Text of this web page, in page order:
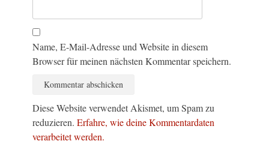
Name, E-Mail-Adresse und Website in diesem
Browser für meinen nächsten Kommentar speichern.
Diese Website verwendet Akismet, um Spam zu
reduzieren. Erfahre, wie deine Kommentardaten
verarbeitet werden.